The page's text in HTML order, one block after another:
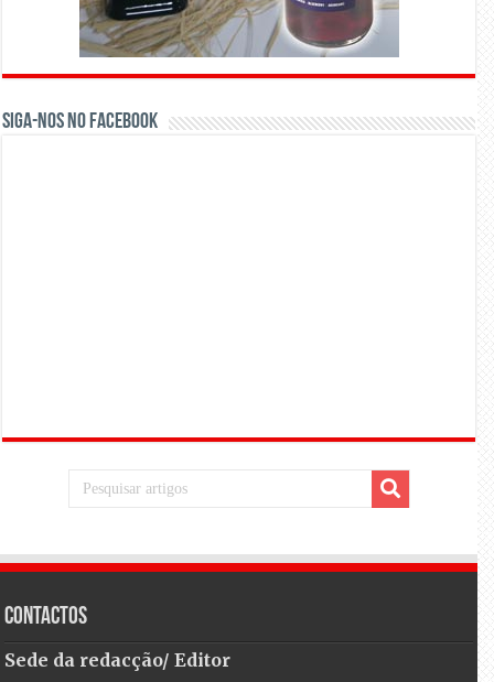
Siga-nos no Facebook
Contactos
Sede da redacção/ Editor